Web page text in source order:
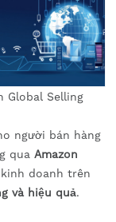
Global Selling
người bán hàng
qua Amazon
doanh trên
và hiệu quả.